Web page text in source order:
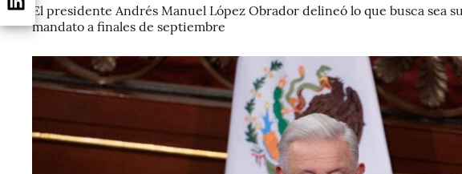
El presidente Andrés Manuel López Obrador delineó lo que busca sea
mandato a finales de septiembre